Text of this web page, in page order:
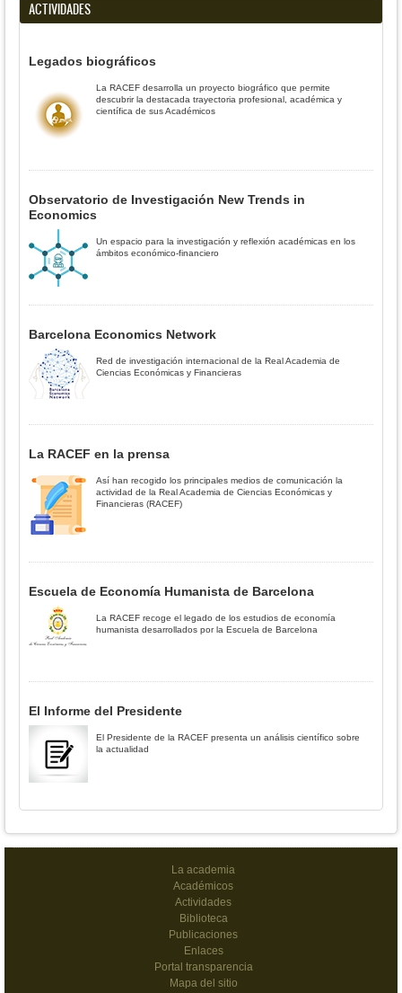
ACTIVIDADES
Legados biográficos
La RACEF desarrolla un proyecto biográfico que permite
descubrir la destacada trayectoria profesional, académica y
científica de sus Académicos
Observatorio de Investigación New Trends in
Economics
Un espacio para la investigación y reflexión académicas en los
ámbitos económico-financiero
Barcelona Economics Network
Red de investigación internacional de la Real Academia de
Ciencias Económicas y Financieras
La RACEF en la prensa
Así han recogido los principales medios de comunicación la
actividad de la Real Academia de Ciencias Económicas y
Financieras (RACEF)
Escuela de Economía Humanista de Barcelona
La RACEF recoge el legado de los estudios de economía
humanista desarrollados por la Escuela de Barcelona
El Informe del Presidente
El Presidente de la RACEF presenta un análisis científico sobre
la actualidad
La academia
Académicos
Actividades
Biblioteca
Publicaciones
Enlaces
Portal transparencia
Mapa del sitio